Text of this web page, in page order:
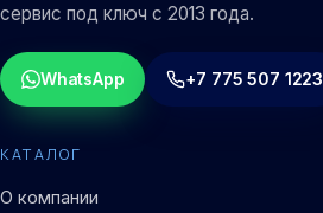
сервис под ключ с 2013 года.
WhatsApp +7 775 507 1223
КАТАЛОГ
О компании